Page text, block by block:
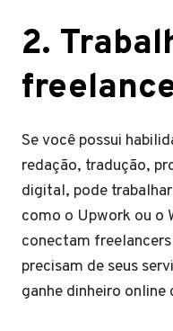
2.
Se você possui
redação, tradução,
digital, pode
como o Upwork ou o
conectam freelancers
precisam de seus
ganhe dinheiro